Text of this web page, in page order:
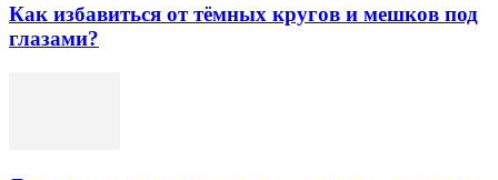
Как избавиться от тёмных кругов и мешков под
глазами?